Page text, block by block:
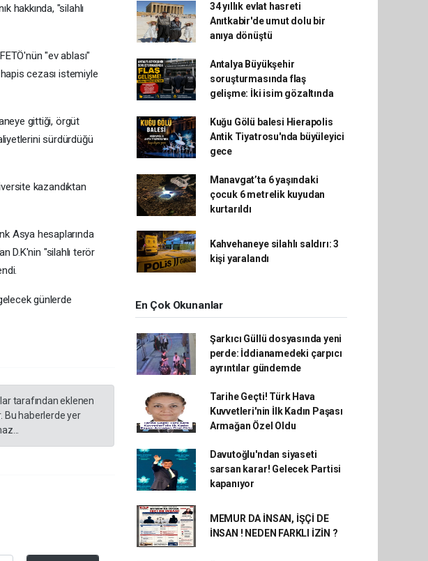
hakkında, "silahlı
"ev ablası"
cezası istemiyle
gittiği, örgüt
sürdürdüğü
kazandıktan
Asya hesaplarında
D.K'nin "silahlı terör
günlerde
tarafından eklenen
Bu haberlerde yer
34 yıllık evlat hasreti
Anıtkabir'de umut dolu bir
anıya dönüştü
Antalya Büyükşehir
soruşturmasında flaş
gelişme: İki isim gözaltında
Kuğu Gölü balesi Hierapolis
Antik Tiyatrosu'nda büyüleyici
gece
Manavgat’ta 6 yaşındaki
çocuk 6 metrelik kuyudan
kurtarıldı
Kahvehaneye silahlı saldırı: 3
kişi yaralandı
En Çok Okunanlar
Şarkıcı Güllü dosyasında yeni
perde: İddianamedeki çarpıcı
ayrıntılar gündemde
Tarihe Geçti! Türk Hava
Kuvvetleri'nin İlk Kadın Paşası
Armağan Özel Oldu
Davutoğlu'ndan siyaseti
sarsan karar! Gelecek Partisi
kapanıyor
MEMUR DA İNSAN, İŞÇİ DE
İNSAN ! NEDEN FARKLI İZİN ?